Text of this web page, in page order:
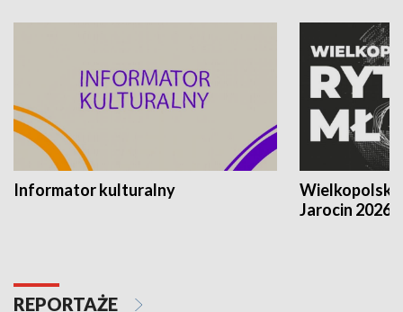
Informator kulturalny
Jarocin 2026
REPORTAŻE